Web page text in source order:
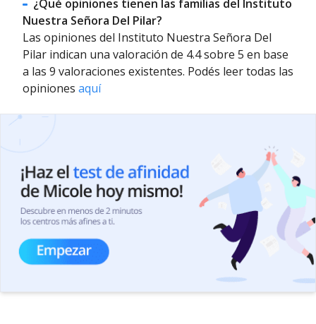
¿Qué opiniones tienen las familias del Instituto
Nuestra Señora Del Pilar?
Las opiniones del Instituto Nuestra Señora Del
Pilar indican una valoración de 4.4 sobre 5 en base
a las 9 valoraciones existentes. Podés leer todas las
opiniones aquí